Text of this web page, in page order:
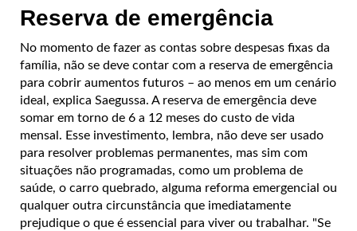
Reserva de emergência
No momento de fazer as contas sobre despesas fixas da
família, não se deve contar com a reserva de emergência
para cobrir aumentos futuros – ao menos em um cenário
ideal, explica Saegussa. A reserva de emergência deve
somar em torno de 6 a 12 meses do custo de vida
mensal. Esse investimento, lembra, não deve ser usado
para resolver problemas permanentes, mas sim com
situações não programadas, como um problema de
saúde, o carro quebrado, alguma reforma emergencial ou
qualquer outra circunstância que imediatamente
prejudique o que é essencial para viver ou trabalhar. "Se